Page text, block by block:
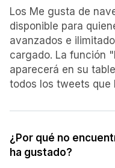
Los Me gusta de
disponible para
avanzados e
cargado. La función
aparecerá en su
todos los tweets que
¿Por qué no
ha gustado?